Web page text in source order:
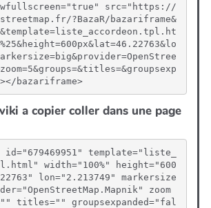
src="https://
?BazaR/bazariframe&
bazariframe>
a copier coller dans une page
template="liste_
width="100%" height="600
lon="2.213749" markersize
zoom
titles="" groupsexpanded="fal